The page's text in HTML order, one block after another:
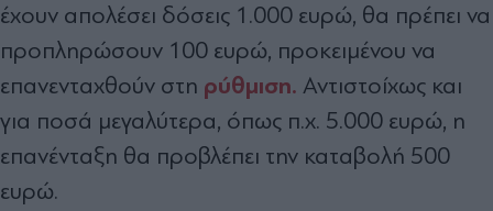
έχουν απολέσει δόσεις 1.000 ευρώ, θα πρέπει να
προπληρώσουν 100 ευρώ, προκειμένου να
επανενταχθούν στη ρύθμιση. Αντιστοίχως και
για ποσά μεγαλύτερα, όπως π.χ. 5.000 ευρώ, η
επανένταξη θα προβλέπει την καταβολή 500
ευρώ.